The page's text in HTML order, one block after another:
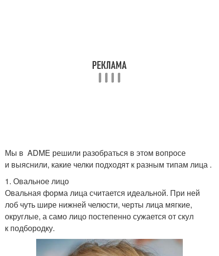
Мы в ADME решили разобраться в этом вопросе
и выяснили, какие челки подходят к разным типам лица .
1. Овальное лицо
Овальная форма лица считается идеальной. При ней
лоб чуть шире нижней челюсти, черты лица мягкие,
округлые, а само лицо постепенно сужается от скул
к подбородку.